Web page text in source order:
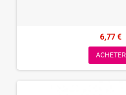
6,77 €
ACHETER